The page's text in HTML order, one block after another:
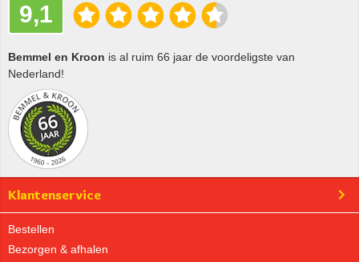
9,1
Bemmel en Kroon is al ruim 66 jaar de voordeligste van
Nederland!
Klantenservice
Bestellen
Bezorgen & afhalen